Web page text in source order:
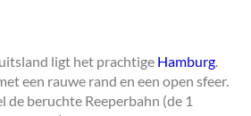
ligt het prachtige Hamburg
een rauwe rand en een open sfeer.
de beruchte Reeperbahn (de 1